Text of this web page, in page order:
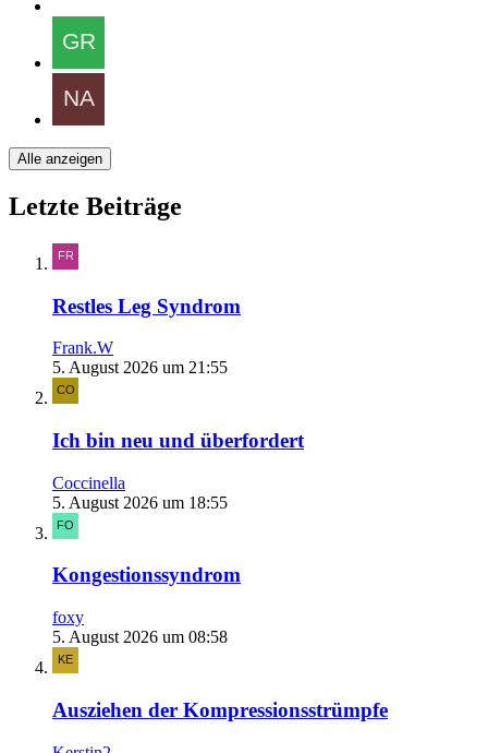
Alle anzeigen
Letzte Beiträge
Restles Leg Syndrom
Frank.W
5. August 2026 um 21:55
Ich bin neu und überfordert
Coccinella
5. August 2026 um 18:55
Kongestionssyndrom
foxy
5. August 2026 um 08:58
Ausziehen der Kompressionsstrümpfe